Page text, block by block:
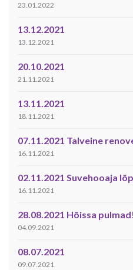
23.01.2022
13.12.2021
13.12.2021
20.10.2021
21.11.2021
13.11.2021
18.11.2021
07.11.2021 Talveine
16.11.2021
02.11.2021 Suvehooaja
16.11.2021
28.08.2021 Hõissa pulmad!
04.09.2021
08.07.2021
09.07.2021